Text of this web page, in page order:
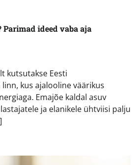
ideed vaba aja
kutsutakse Eesti
kus ajalooline väärikus
Emajõe kaldal asuv
ja elanikele ühtviisi palju